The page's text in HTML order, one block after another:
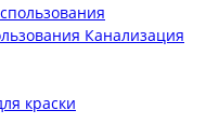
Канализация
краски